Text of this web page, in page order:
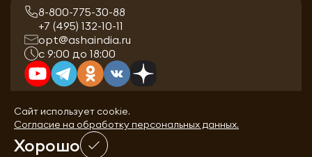
8-800-775-30-88
+7 (495) 132-10-11
opt@ashaindia.ru
с 9:00 до 18:00
Сайт использует cookie.
Согласие на обработку персональных данных.
Хорошо